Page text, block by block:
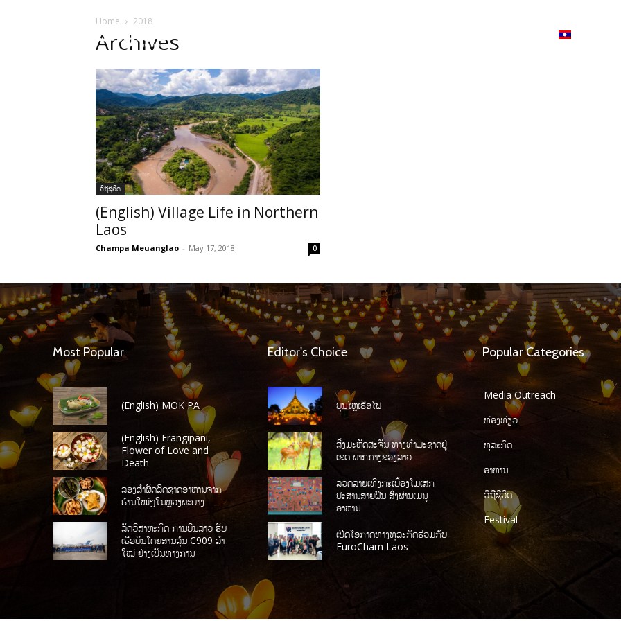
Home 2018
Archives
ວິຖີຊີວິດ
(English) Village Life in Northern
Laos
Champa Meuanglao - May 17, 2018 0
Most Popular
(English) MOK PA
(English) Frangipani,
Flower of Love and
Death
ລອງສໍາຜັດລົດຊາດອາຫານຈາກ
ຮ້ານໃໝ່ໆໃນຫຼວງພະບາງ
ລັດວິສາຫະກິດ ການບິນລາວ ຮັບ
ເຮືອບິນໂດຍສານລຸ້ນ C909 ລໍາ
ໃໝ່ ຢ່າງເປັນທາງການ
Editor's Choice
ບຸນໄຫຼເຮືອໄຟ
ສິ່ງມະຫັດສະຈັນ ທາງທໍາມະຊາດຢູ່
ເຂດ ພາກກາງຂອງລາວ
ລວດລາຍເທິງກະເບື້ອງໂມເສກ
ປະສານສາຍຝົນ ສົ່ງຜ່ານເມນູ
ອາຫານ
ເປີດໂອກາດທາງທຸລະກິດຮ່ວມກັບ
EuroCham Laos
Popular Categories
Media Outreach
ທ່ອງທ່ຽວ
ທຸລະກິດ
ອາຫານ
ວິຖີຊີວິດ
Festival